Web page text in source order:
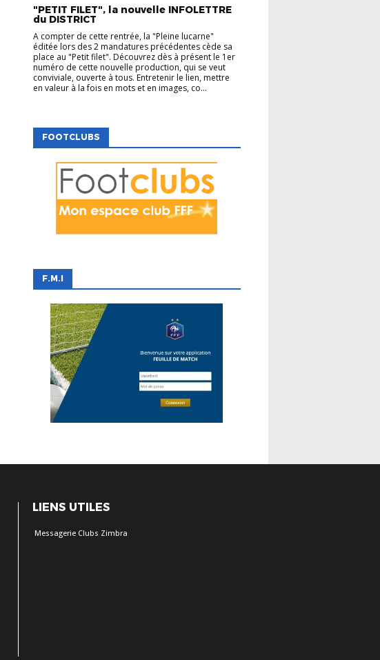
"PETIT FILET", la nouvelle INFOLETTRE
du DISTRICT
A compter de cette rentrée, la "Pleine lucarne"
éditée lors des 2 mandatures précédentes cède sa
place au "Petit filet". Découvrez dès à présent le 1er
numéro de cette nouvelle production, qui se veut
conviviale, ouverte à tous. Entretenir le lien, mettre
en valeur à la fois en mots et en images, co...
FOOTCLUBS
F.M.I
LIENS UTILES
Messagerie Clubs Zimbra